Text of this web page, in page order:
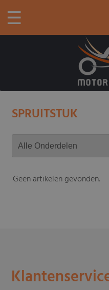
☰
SPRUITSTUK
Geen artikelen gevonden.